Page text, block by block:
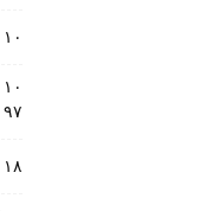
۱۰ راهکار برای برنامه نویسی
۹۷
۱۸ شغل عجیب در صنعت هتلداری